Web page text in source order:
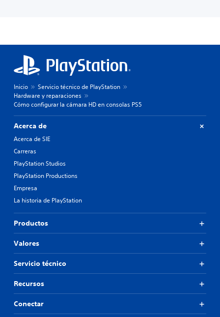
Inicio
Servicio técnico de PlayStation
Hardware y reparaciones
Cómo configurar la cámara HD en consolas PS5
Acerca de
Acerca de SIE
Carreras
PlayStation Studios
PlayStation Productions
Empresa
La historia de PlayStation
Productos
Valores
Servicio técnico
Recursos
Conectar